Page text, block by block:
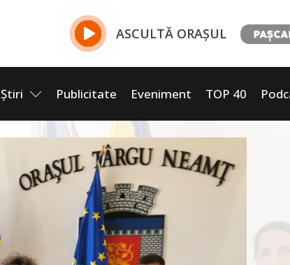
ASCULTĂ ORAȘUL
Știri Publicitate Eveniment TOP 40